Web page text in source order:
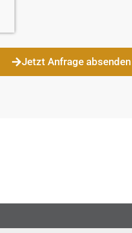
Jetzt Anfrage absenden